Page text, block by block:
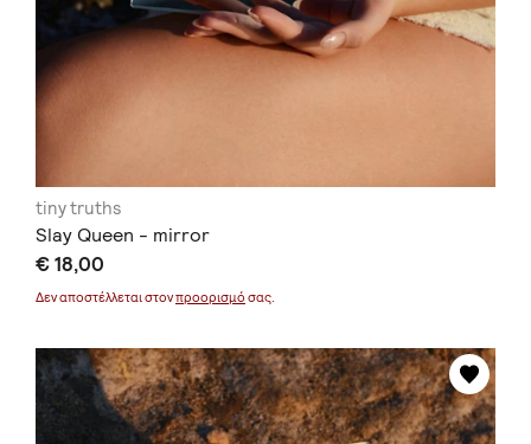
tiny truths
Slay Queen - mirror
€ 18,00
Δεν αποστέλλεται στονπροορισμό σας.